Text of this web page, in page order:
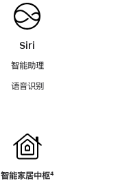
Siri
智能助理
语音识别
智能家居中枢脚
⁴